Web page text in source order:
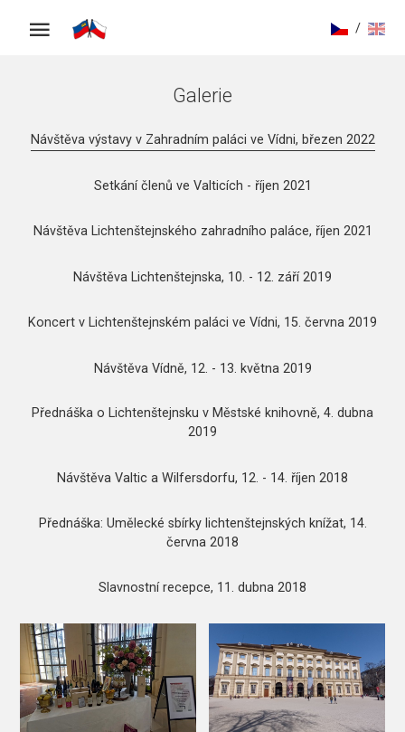
/
Galerie
Návštěva výstavy v Zahradním paláci ve Vídni, březen 2022
Setkání členů ve Valticích - říjen 2021
Návštěva Lichtenštejnského zahradního paláce, říjen 2021
Návštěva Lichtenštejnska, 10. - 12. září 2019
Koncert v Lichtenštejnském paláci ve Vídni, 15. června 2019
Návštěva Vídně, 12. - 13. května 2019
Přednáška o Lichtenštejnsku v Městské knihovně, 4. dubna
2019
Návštěva Valtic a Wilfersdorfu, 12. - 14. říjen 2018
Přednáška: Umělecké sbírky lichtenštejnských knížat, 14.
června 2018
Slavnostní recepce, 11. dubna 2018